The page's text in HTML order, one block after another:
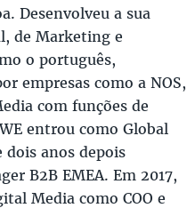
Desenvolveu a sua
de Marketing e
o português,
empresas como a NOS,
com funções de
entrou como Global
dois anos depois
B2B EMEA. Em 2017,
Media como COO e